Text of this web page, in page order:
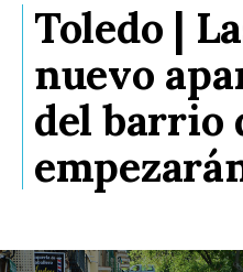
Toledo |
nuevo
del barrio